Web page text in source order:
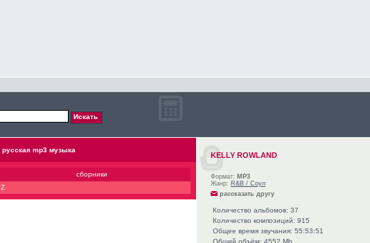
русская mp3 музыка
сборники
Z
KELLY ROWLAND
Формат: MP3
Жанр: R&B / Соул
рассказать другу
Количество альбомов: 37
Количество композиций: 915
Общее время звучания: 55:53:51
Общий объём: 4552 Mb